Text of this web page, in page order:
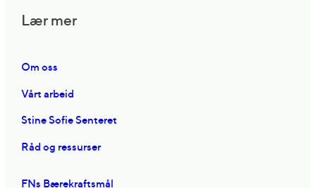
Lær mer
Om oss
Vårt arbeid
Stine Sofie Senteret
Råd og ressurser
FNs Bærekraftsmål